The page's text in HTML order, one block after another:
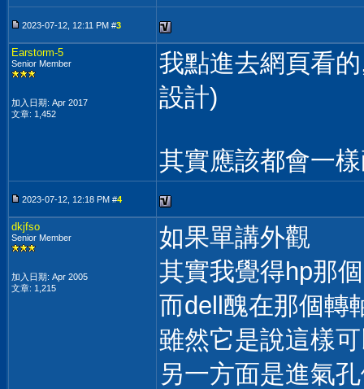
2023-07-12, 12:11 PM #3
Earstorm-5
Senior Member
加入日期: Apr 2017
文章: 1,452
我點進去網頁看
設計)
其實應該都會一
2023-07-12, 12:18 PM #4
dkjfso
Senior Member
加入日期: Apr 2005
文章: 1,215
如果單講外觀
其實我覺得hp那
而dell醜在那個轉
雖然它是說這樣
另一方面是進氣